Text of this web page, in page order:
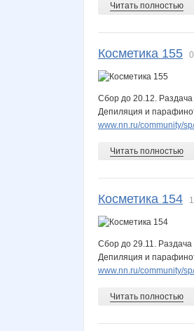
Читать полностью
Косметика 155
Сбор до 20.12. Раздача
Депиляция и
www.nn.ru/community/
Читать полностью
Косметика 154
Сбор до 29.11. Раздача
Депиляция и
www.nn.ru/community/
Читать полностью